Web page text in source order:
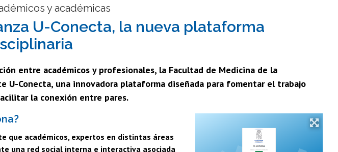
Estudios Avanzados en Educación
Nutrición y Tecnología de
Alimentos
Hospital Clínico
y académicas
U-Conecta, la nueva plataforma
entre académicos y profesionales, la Facultad de Medicina de la
U-Conecta, una innovadora plataforma diseñada para fomentar el trabajo
la conexión entre pares.
que académicos, expertos en distintas áreas
una red social interna e interactiva asociada